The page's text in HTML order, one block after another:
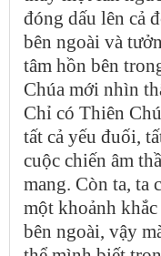
đóng dấu lên cả
bên ngoài và
tâm hồn bên
Chúa mới nhìn
Chỉ có Thiên
tất cả yếu đuối,
cuộc chiến âm
mang. Còn ta, ta
một khoảnh
bên ngoài, vậy